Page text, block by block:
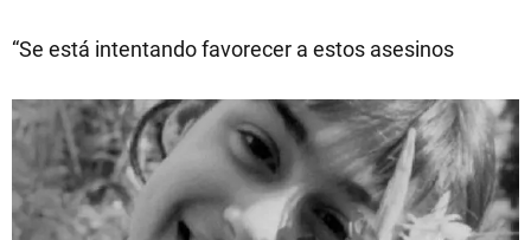
“Se está intentando favorecer a estos asesinos